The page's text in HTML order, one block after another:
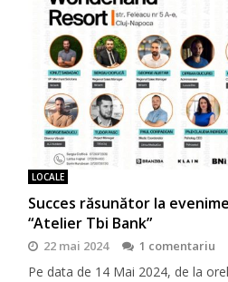
LOCALE
Succes răsunător la
“Atelier Tbi Bank”
22 mai 2024 1 comentariu
Pe data de 14 Mai 2024, de la